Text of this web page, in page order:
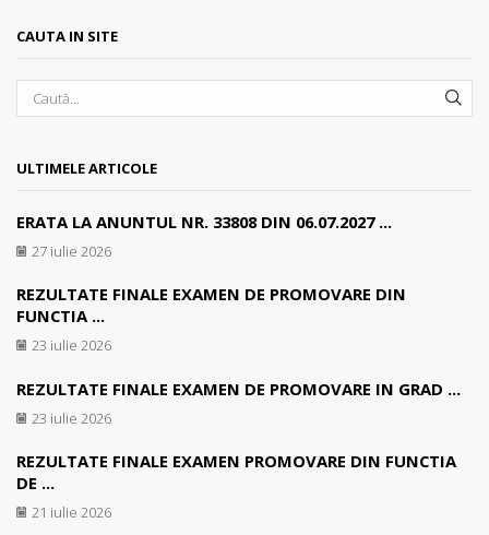
CAUTA IN SITE
ULTIMELE ARTICOLE
ERATA LA ANUNTUL NR. 33808 DIN 06.07.2027 ...
27 iulie 2026
REZULTATE FINALE EXAMEN DE PROMOVARE DIN
FUNCTIA ...
23 iulie 2026
REZULTATE FINALE EXAMEN DE PROMOVARE IN GRAD ...
23 iulie 2026
REZULTATE FINALE EXAMEN PROMOVARE DIN FUNCTIA
DE ...
21 iulie 2026